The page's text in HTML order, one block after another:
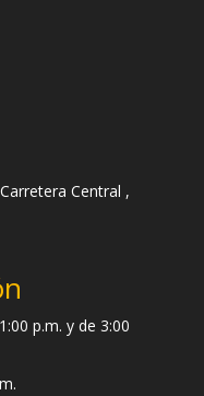
Central ,
p.m. y de 3:00